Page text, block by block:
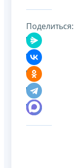
Поделиться: